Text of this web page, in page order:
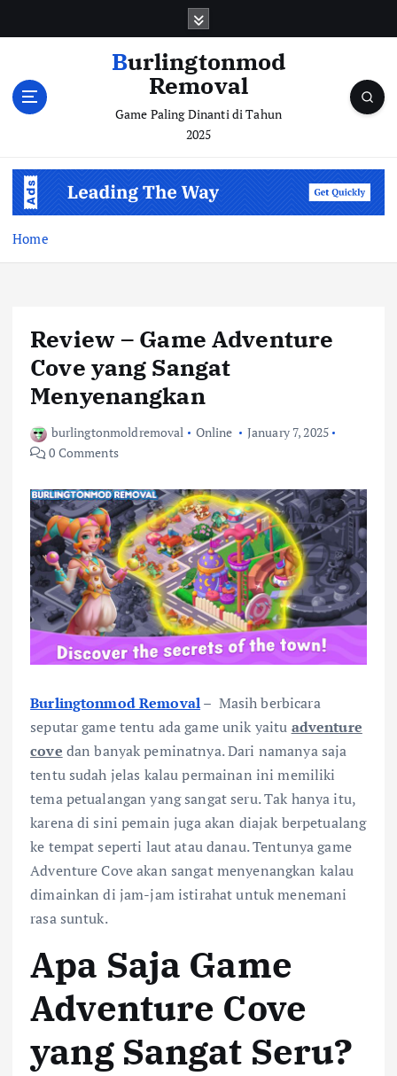
Burlingtonmod
Removal
Game Paling Dinanti di Tahun
2025
Home
Review – Game Adventure
Cove yang Sangat
Menyenangkan
burlingtonmoldremoval Online
January 7, 2025
0 Comments
Burlingtonmod Removal– Masih berbicara
seputar game tentu ada game unik yaitu adventure
cove dan banyak peminatnya. Dari namanya saja
tentu sudah jelas kalau permainan ini memiliki
tema petualangan yang sangat seru. Tak hanya itu,
karena di sini pemain juga akan diajak berpetualang
ke tempat seperti laut atau danau. Tentunya game
Adventure Cove akan sangat menyenangkan kalau
dimainkan di jam-jam istirahat untuk menemani
rasa suntuk.
Apa Saja Game
Adventure Cove
yang Sangat Seru?